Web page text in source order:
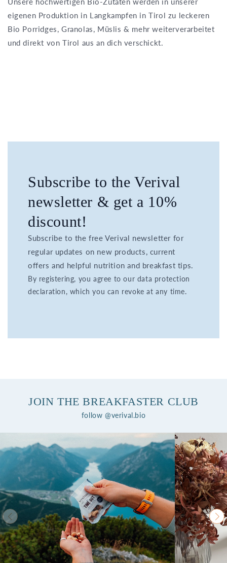
eigenen Produktion in Langkampfen in Tirol zu leckeren
Bio Porridges, Granolas, Müslis & mehr weiterverarbeitet
und direkt von Tirol aus an dich verschickt.
Subscribe to the Verival
newsletter & get a 10%
discount!
Subscribe to the free Verival newsletter for
regular updates on new products, current
offers and helpful nutrition and breakfast tips.
By registering, you agree to our data protection
declaration, which you can revoke at any time.
JOIN THE BREAKFASTER CLUB
follow @verival.bio